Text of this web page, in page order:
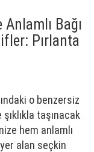
Bağı
Pırlanta
o benzersiz
taşınacak
hem anlamlı
alan seçkin